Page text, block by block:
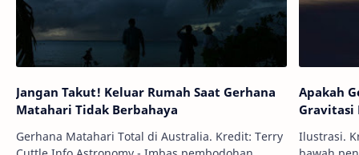
Jangan Takut! Keluar Rumah Saat Gerhana
Matahari Tidak Berbahaya
Gerhana Matahari Total di Australia. Kredit: Terry
Apakah
Gravitasi
Ilustrasi. Kredit: